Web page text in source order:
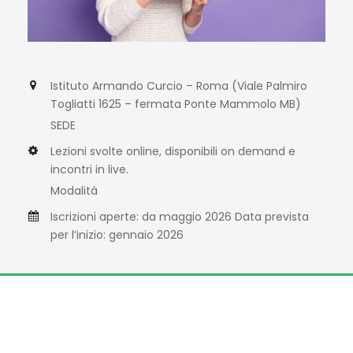
Istituto Armando Curcio – Roma (Viale Palmiro
Togliatti 1625 – fermata Ponte Mammolo MB)
SEDE
Lezioni svolte online, disponibili on demand e
incontri in live.
Modalità
Iscrizioni aperte: da maggio 2026 Data prevista
per l’inizio: gennaio 2026